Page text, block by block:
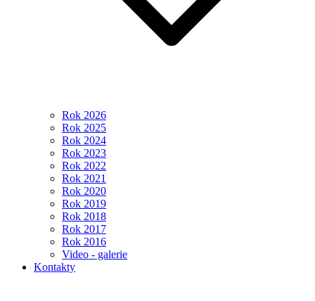
Rok 2026
Rok 2025
Rok 2024
Rok 2023
Rok 2022
Rok 2021
Rok 2020
Rok 2019
Rok 2018
Rok 2017
Rok 2016
Video - galerie
Kontakty